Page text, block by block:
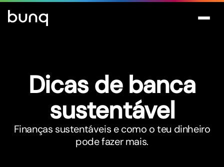
Dicas de banca
sustentável
Finanças sustentáveis e como o teu dinheiro
pode fazer mais.